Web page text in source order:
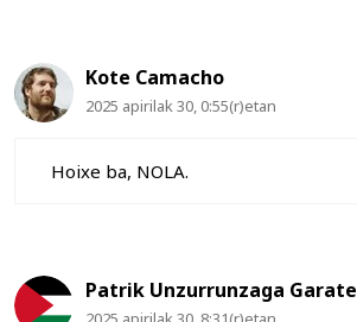
Kote Camacho
2025 apirilak 30, 0:55(r)etan
Hoixe ba, NOLA.
Patrik Unzurrunzaga Garate